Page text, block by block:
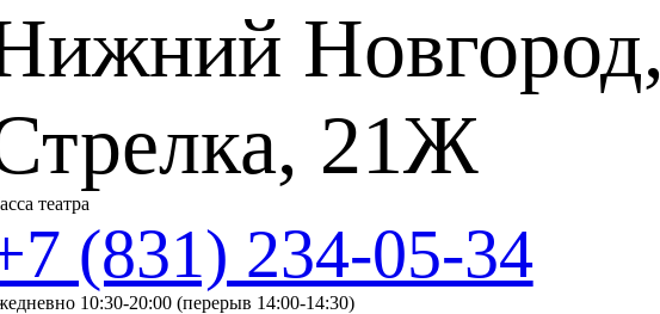
Новгород,
21Ж
театра
(831) 234-05-34
10:30-20:00 (перерыв 14:00-14:30)